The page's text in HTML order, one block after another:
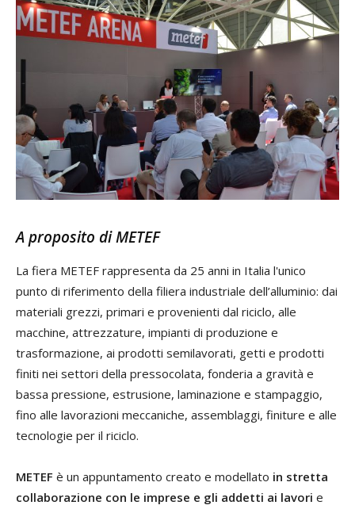
A proposito di METEF
La fiera METEF rappresenta da 25 anni in Italia l'unico
punto di riferimento della filiera industriale dell’alluminio: dai
materiali grezzi, primari e provenienti dal riciclo, alle
macchine, attrezzature, impianti di produzione e
trasformazione, ai prodotti semilavorati, getti e prodotti
finiti nei settori della pressocolata, fonderia a gravità e
bassa pressione, estrusione, laminazione e stampaggio,
fino alle lavorazioni meccaniche, assemblaggi, finiture e alle
tecnologie per il riciclo.
METEF è un appuntamento creato e modellato in stretta
collaborazione con le imprese e gli addetti ai lavori e